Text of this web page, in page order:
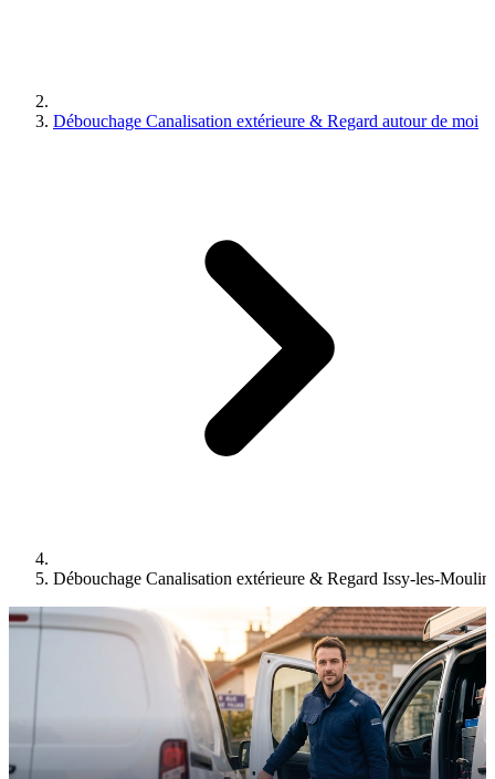
Débouchage Canalisation extérieure & Regard autour de moi
Débouchage Canalisation extérieure & Regard Issy-les-